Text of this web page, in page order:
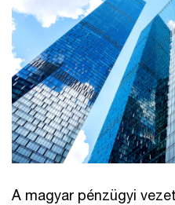
A magyar pénzügyi